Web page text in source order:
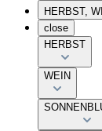
HERBST,
close
HERBST
WEIN